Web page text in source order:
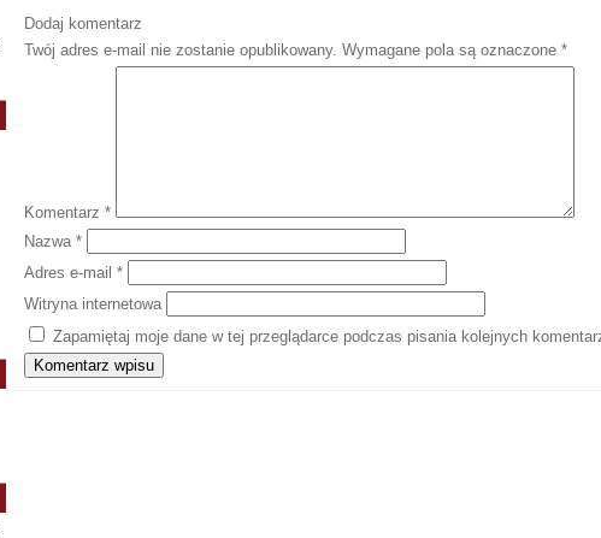
Dodaj komentarz
Twój adres e-mail nie zostanie opublikowany. Wymagane pola są oznaczone *
Komentarz *
Nazwa *
Adres e-mail *
Witryna internetowa
Zapamiętaj moje dane w tej przeglądarce podczas pisania kolejnych